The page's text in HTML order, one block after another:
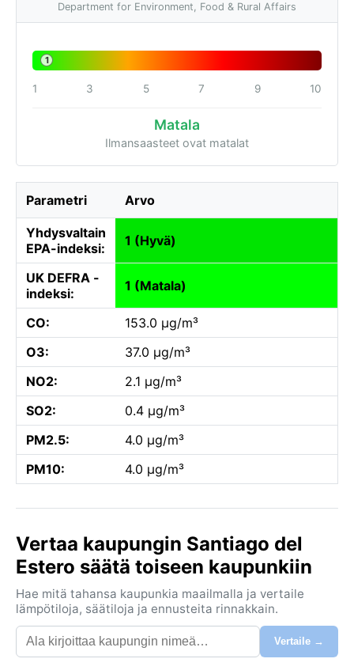
Department for Environment, Food & Rural Affairs
1
1 3 5 7 9 10
Matala
Ilmansaasteet ovat matalat
Parametri Arvo
Yhdysvaltain
EPA-indeksi:
1 (Hyvä)
UK DEFRA -
indeksi:
1 (Matala)
CO:
153.0 µg/m³
O3:
37.0 µg/m³
NO2:
2.1 µg/m³
SO2:
0.4 µg/m³
PM2.5:
4.0 µg/m³
PM10:
4.0 µg/m³
Vertaa kaupungin Santiago del
Estero säätä toiseen kaupunkiin
Hae mitä tahansa kaupunkia maailmalla ja vertaile
lämpötiloja, säätiloja ja ennusteita rinnakkain.
Vertaile →